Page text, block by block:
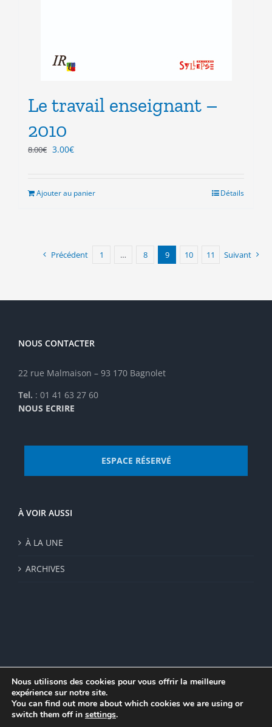
Le travail enseignant –
2010
8.00€ Le
était :
3.00€Le
est :
Ajouter au panier Détails
Précédent 1 … 8 9 10 11 Suivant
NOUS CONTACTER
22 rue Malmaison – 93 170 Bagnolet
Tel. : 01 41 63 27 60
NOUS ECRIRE
ESPACE RÉSERVÉ
À VOIR AUSSI
À LA UNE
ARCHIVES
© Institut de recherche de la FSU 2023 | Par FSU |Plan du site
Mentions légales|Politique de confidentialité
Nous utilisons des cookies pour vous offrir la meilleure
expérience sur notre site.
You can find out more about which cookies we are using or
switch them off in settings.